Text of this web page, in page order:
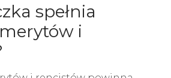
spełnia
i